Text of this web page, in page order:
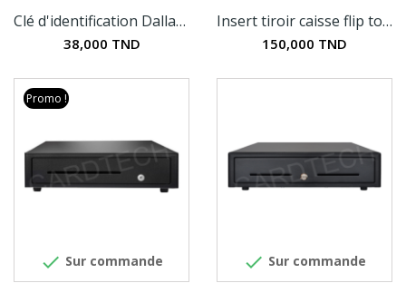
Clé d'identification Dallas - iButton
38,000 TND
Insert tiroir caisse flip top FT460 standard
150,000 TND
 Sur commande
Promo !
 Sur commande